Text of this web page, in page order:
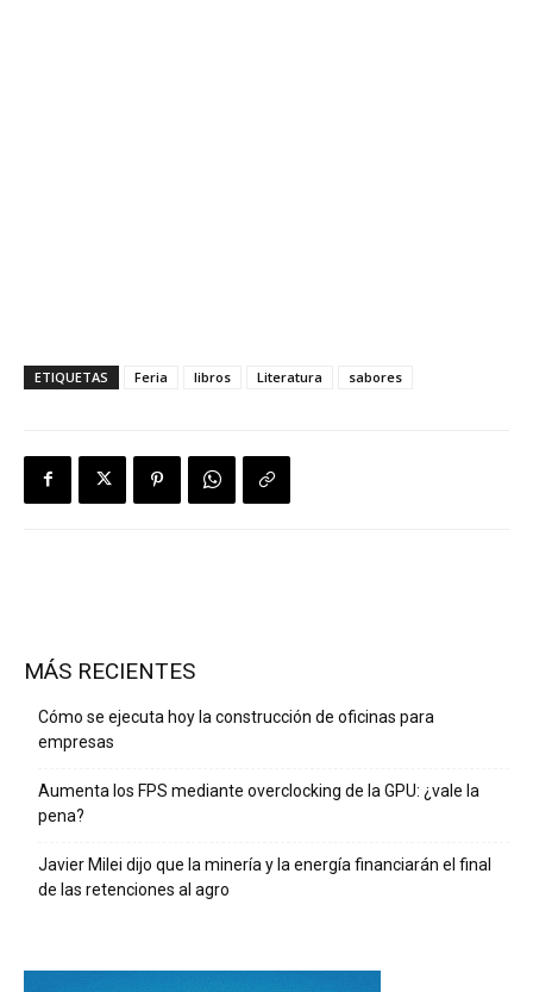
ETIQUETAS Feria libros Literatura sabores
MÁS RECIENTES
Cómo se ejecuta hoy la construcción de oficinas para
empresas
Aumenta los FPS mediante overclocking de la GPU: ¿vale la
pena?
Javier Milei dijo que la minería y la energía financiarán el final
de las retenciones al agro